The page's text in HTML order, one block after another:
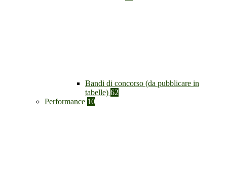
Bandi di concorso (da pubblicare in
tabelle) 62
Performance 10